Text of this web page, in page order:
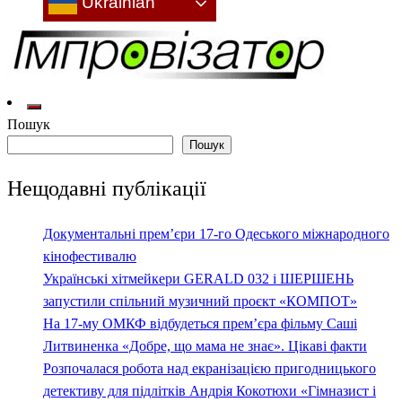
Імпровізатор
Культура: новини, враження, інтерв'ю
Пошук
Пошук
Нещодавні публікації
Документальні прем’єри 17-го Одеського міжнародного
кінофестивалю
Українські хітмейкери GERALD 032 і ШЕРШЕНЬ
запустили спільний музичний проєкт «КОМПОТ»
На 17-му ОМКФ відбудеться прем’єра фільму Саші
Литвиненка «Добре, що мама не знає». Цікаві факти
Розпочалася робота над екранізацією пригодницького
детективу для підлітків Андрія Кокотюхи «Гімназист і